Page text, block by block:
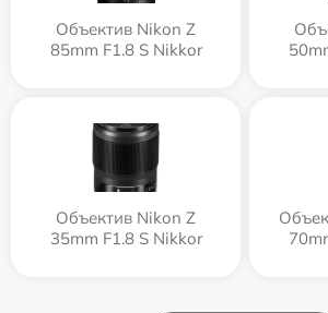
Объектив Nikon Z
85mm F1.8 S Nikkor
Объектив Nikon Z
35mm F1.8 S Nikkor